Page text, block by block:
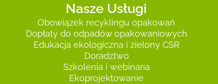
Nasze Usługi
Obowiązek recyklingu opakowań
Dopłaty do odpadów opakowaniowych
Edukacja ekologiczna i zielony CSR
Doradztwo
Szkolenia i webinaria
Ekoprojektowanie